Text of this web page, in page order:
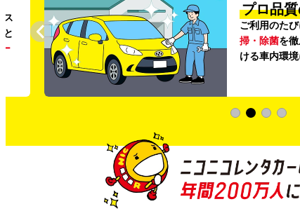
ス
と
ー
プロ品
ご利用のた
掃・除菌を
ける車内環